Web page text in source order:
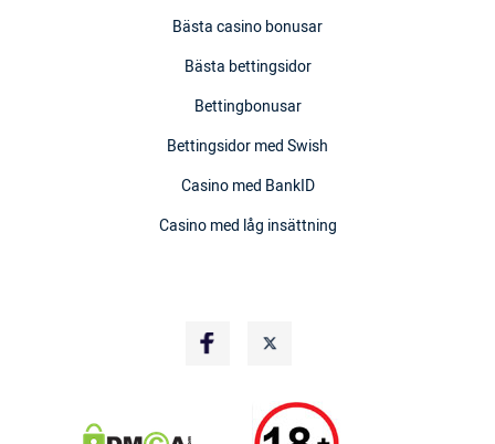
Bästa casino bonusar
Bästa bettingsidor
Bettingbonusar
Bettingsidor med Swish
Casino med BankID
Casino med låg insättning